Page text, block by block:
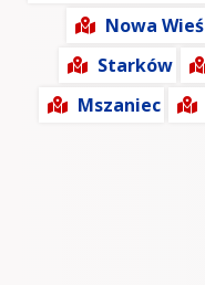
Nowa Wieś
Starków
Mszaniec